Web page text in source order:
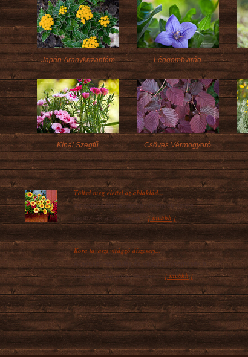
Japán Aranykrizantém Léggömbvirág
Kínai Szegfű Csöves Vérmogyoró
Töltsd meg élettel az ablaklád...
Az ablakládákba ültetett növények szinte
behozzák a nyár élénk... [ tovább ]
Kora tavaszi virágzó díszcserj...
A tavaszi megújulás és virágözön nemcsak a
megannyi hagymás és évelő...[ tovább ]